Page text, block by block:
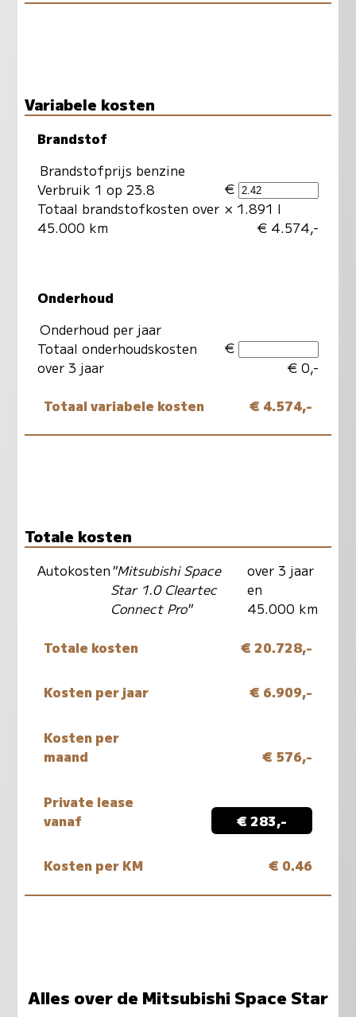
Variabele kosten
Brandstof
Brandstofprijs benzine
Verbruik 1 op 23.8
Totaal brandstofkosten over
45.000 km
€
× 1.891 l
€ 4.574,-
Onderhoud
Onderhoud per jaar
Totaal onderhoudskosten
over 3 jaar
€
€ 0,-
Totaal variabele kosten € 4.574,-
Totale kosten
Autokosten"Mitsubishi Space
Star 1.0 Cleartec
Connect Pro"
over 3 jaar
en
45.000 km
Totale kosten € 20.728,-
Kosten per jaar € 6.909,-
Kosten per
maand
€ 576,-
Private lease
vanaf
€ 283,-
Kosten per KM € 0.46
Alles over de Mitsubishi Space Star